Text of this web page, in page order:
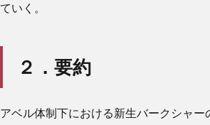
基準
ポー
トフ
劇的
ていく。
２．要約
アベル体制下における新生バークシャー